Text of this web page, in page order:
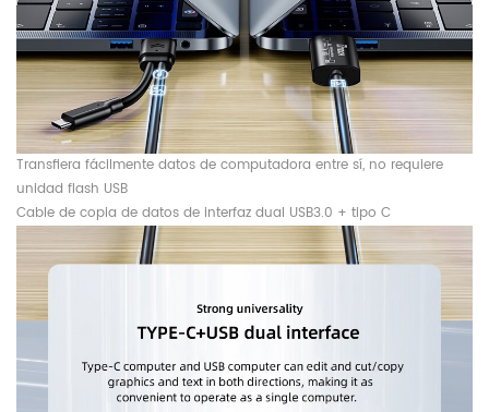
Transfiera fácilmente datos de computadora entre sí, no requiere
unidad flash USB
Cable de copia de datos de interfaz dual USB3.0 + tipo C